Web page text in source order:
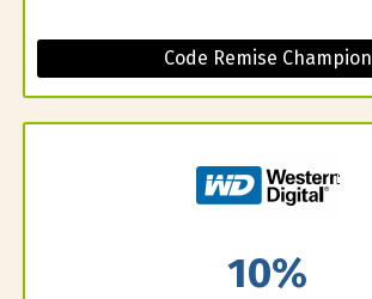
Code Remise Champion
10%